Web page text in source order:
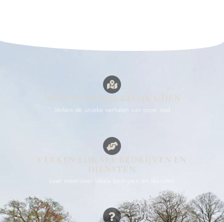
ONTDEK OPMERKELIJK UDEN
Verken de unieke verhalen van onze stad
VERKEN LOKALE BEDRIJVEN EN
DIENSTEN
Leer meer over lokale bedrijven en diensten